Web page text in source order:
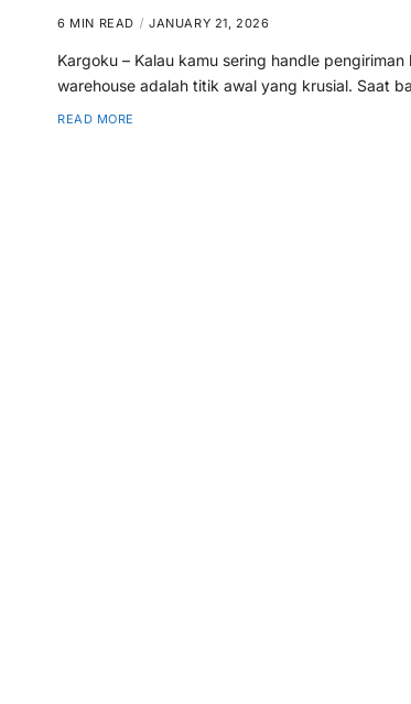
6 MIN READ JANUARY 21, 2026
Kargoku – Kalau kamu sering handle
warehouse adalah titik awal yang krusial. Saat
READ MORE